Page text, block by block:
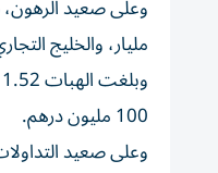
مليار، والخليج التجاري 112
100 مليون درهم.